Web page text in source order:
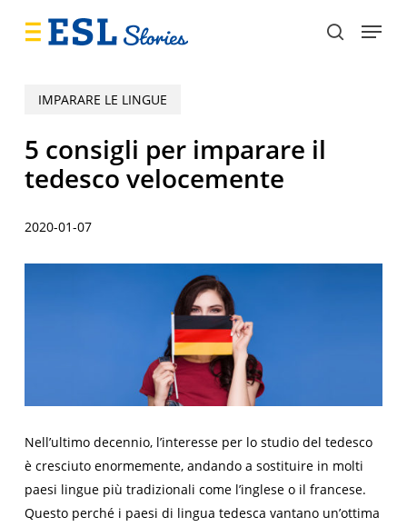
search
Menu
IMPARARE LE LINGUE
5 consigli per imparare il
tedesco velocemente
2020-01-07
Nell’ultimo decennio, l’interesse per lo studio del tedesco
è cresciuto enormemente, andando a sostituire in molti
paesi lingue più tradizionali come l’inglese o il francese.
Questo perché i paesi di lingua tedesca vantano un’ottima